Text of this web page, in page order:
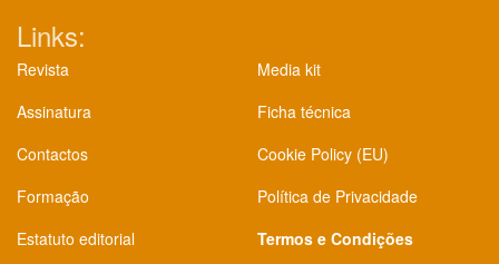
Links:
Revista
Assinatura
Contactos
Formação
Estatuto editorial
Media kit
Ficha técnica
Cookie Policy (EU)
Política de Privacidade
Termos e Condições